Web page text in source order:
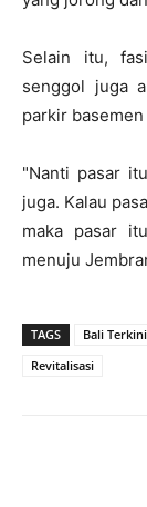
Selain itu,
senggol juga
parkir
"Nanti pasar
juga. Kalau
maka pasar
menuju
TAGS Bali Terkini
Revitalisasi